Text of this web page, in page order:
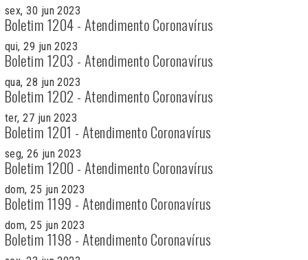
sex, 30 jun 2023
Boletim 1204 - Atendimento Coronavírus
qui, 29 jun 2023
Boletim 1203 - Atendimento Coronavírus
qua, 28 jun 2023
Boletim 1202 - Atendimento Coronavírus
ter, 27 jun 2023
Boletim 1201 - Atendimento Coronavírus
seg, 26 jun 2023
Boletim 1200 - Atendimento Coronavírus
dom, 25 jun 2023
Boletim 1199 - Atendimento Coronavírus
dom, 25 jun 2023
Boletim 1198 - Atendimento Coronavírus